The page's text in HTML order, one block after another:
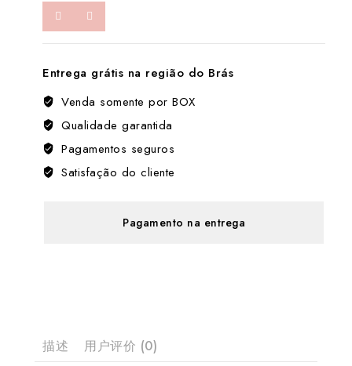
Entrega grátis na região do Brás
Venda somente por BOX
Qualidade garantida
Pagamentos seguros
Satisfação do cliente
Pagamento na entrega
描述 用户评价 (0)